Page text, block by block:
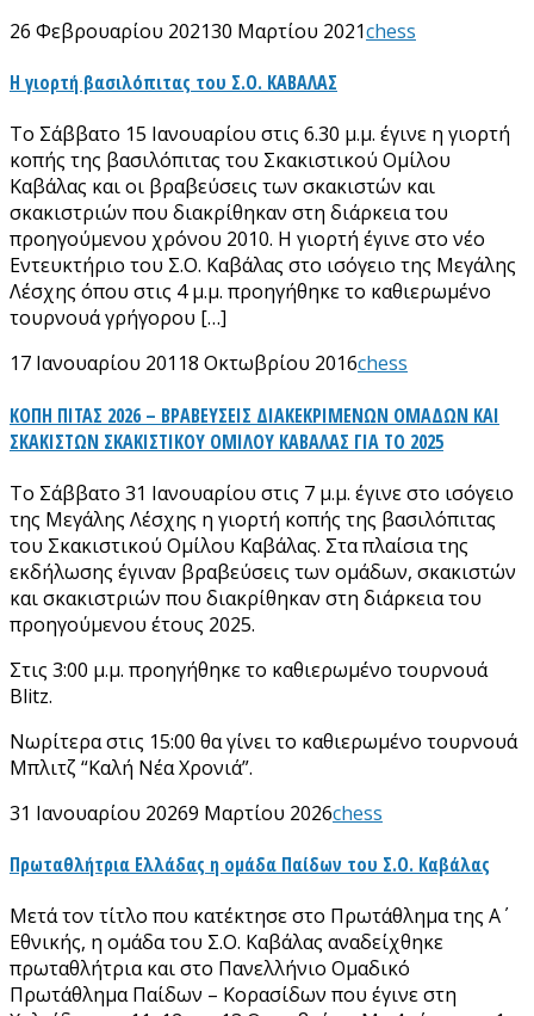
26 Φεβρουαρίου 202130 Μαρτίου 2021chess
Η γιορτή βασιλόπιτας του Σ.Ο. ΚΑΒΑΛΑΣ
Το Σάββατο 15 Ιανουαρίου στις 6.30 μ.μ. έγινε η γιορτή
κοπής της βασιλόπιτας του Σκακιστικού Ομίλου
Καβάλας και οι βραβεύσεις των σκακιστών και
σκακιστριών που διακρίθηκαν στη διάρκεια του
προηγούμενου χρόνου 2010. Η γιορτή έγινε στο νέο
Εντευκτήριο του Σ.Ο. Καβάλας στο ισόγειο της Μεγάλης
Λέσχης όπου στις 4 μ.μ. προηγήθηκε το καθιερωμένο
τουρνουά γρήγορου […]
17 Ιανουαρίου 20118 Οκτωβρίου 2016chess
ΚΟΠΗ ΠΙΤΑΣ 2026 – ΒΡΑΒΕΥΣΕΙΣ ΔΙΑΚΕΚΡΙΜΕΝΩΝ ΟΜΑΔΩΝ ΚΑΙ
ΣΚΑΚΙΣΤΩΝ ΣΚΑΚΙΣΤΙΚΟΥ ΟΜΙΛΟΥ ΚΑΒΑΛΑΣ ΓΙΑ ΤΟ 2025
Το Σάββατο 31 Ιανουαρίου στις 7 μ.μ. έγινε στο ισόγειο
της Μεγάλης Λέσχης η γιορτή κοπής της βασιλόπιτας
του Σκακιστικού Ομίλου Καβάλας. Στα πλαίσια της
εκδήλωσης έγιναν βραβεύσεις των ομάδων, σκακιστών
και σκακιστριών που διακρίθηκαν στη διάρκεια του
προηγούμενου έτους 2025.
Στις 3:00 μ.μ. προηγήθηκε το καθιερωμένο τουρνουά
Βlitz.
Νωρίτερα στις 15:00 θα γίνει το καθιερωμένο τουρνουά
Μπλιτζ “Καλή Νέα Χρονιά”.
31 Ιανουαρίου 20269 Μαρτίου 2026chess
Πρωταθλήτρια Ελλάδας η ομάδα Παίδων του Σ.Ο. Καβάλας
Μετά τον τίτλο που κατέκτησε στο Πρωτάθλημα της Α΄
Εθνικής, η ομάδα του Σ.Ο. Καβάλας αναδείχθηκε
πρωταθλήτρια και στο Πανελλήνιο Ομαδικό
Πρωτάθλημα Παίδων – Κορασίδων που έγινε στη